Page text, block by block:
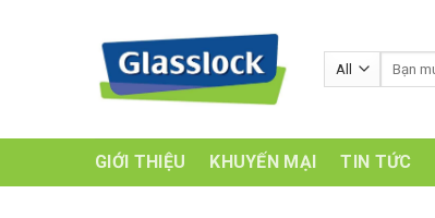
kiếm:
GIỚI THIỆU KHUYẾN MẠI TIN TỨC